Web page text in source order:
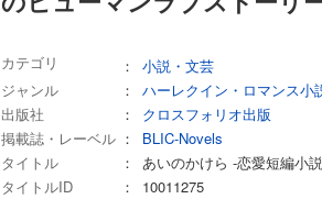
カテゴリ ：
小説・文芸
ジャンル
：
ハーレクイン・ロマンス小
出版社
：
クロスフォリオ出版
掲載誌・レーベル ：
BLIC-Novels
タイトル
：
あいのかけら -恋愛短編小
タイトルID
：
10011275